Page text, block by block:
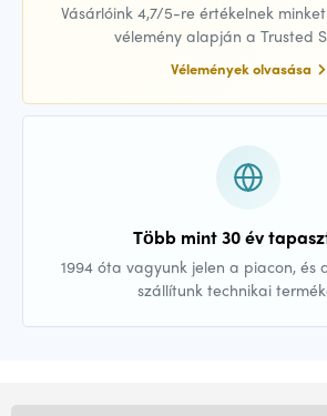
Vásárlóink 4,7/5-re értékelnek
vélemény alapján a Trusted
Vélemények olvasása
Több mint 30 év
1994 óta vagyunk jelen a piacon, és
szállítunk technikai